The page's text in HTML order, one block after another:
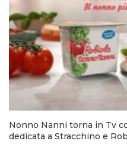
Nonno Nanni torna in Tv
dedicata a Stracchino e